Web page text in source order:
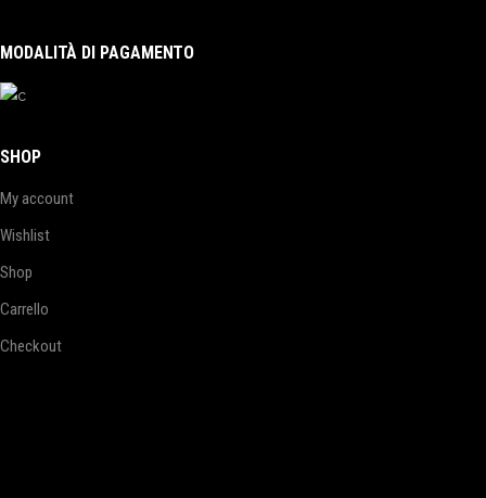
MODALITÀ DI PAGAMENTO
SHOP
My account
Wishlist
Shop
Carrello
Checkout